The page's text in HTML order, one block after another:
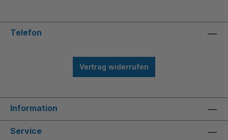
Telefon
Vertrag widerrufen
Information
Service